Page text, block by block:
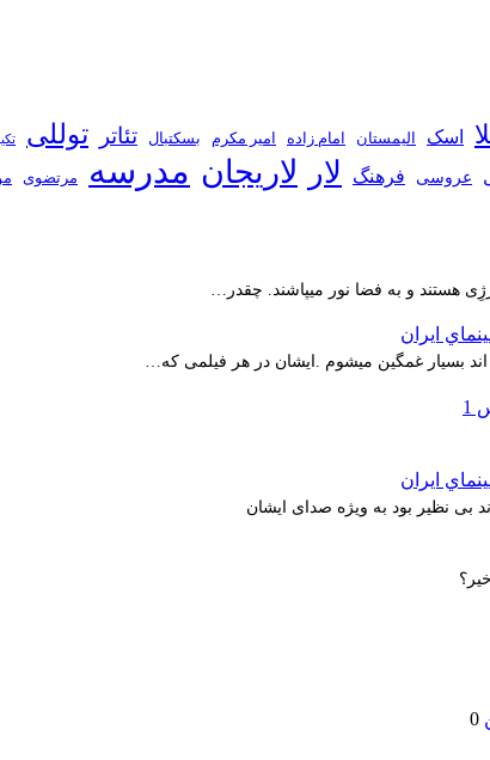
اسک الیمستان امام زاده امیر مکرم بسکتبال تئاتر توللی
عروسی فرهنگ لار لاریجان مدرسه مرتضوی
هستند و به فضا نور میپاشند. چقدر…
بسیار غمگین میشوم .ایشان در هر فیلمی که…
بی نظیر بود به ویژه صدای ایشان